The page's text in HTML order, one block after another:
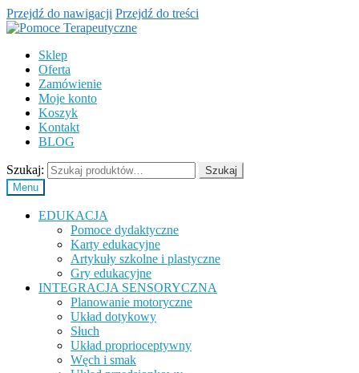
Przejdź do nawigacji Przejdź do treści
Sklep
Oferta
Zamówienie
Moje konto
Koszyk
Kontakt
BLOG
Szukaj:
Szukaj
Menu
EDUKACJA
Pomoce dydaktyczne
Karty edukacyjne
Artykuły szkolne i plastyczne
Gry edukacyjne
INTEGRACJA SENSORYCZNA
Planowanie motoryczne
Układ dotykowy
Słuch
Układ proprioceptywny
Węch i smak